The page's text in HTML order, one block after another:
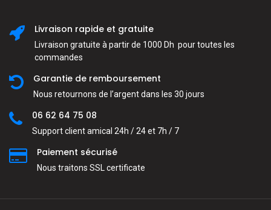
Livraison rapide et gratuite
Livraison gratuite à partir de 1000 Dh pour toutes les
commandes
Garantie de remboursement
Nous retournons de l’argent dans les 30 jours
06 62 64 75 08
Support client amical 24h / 24 et 7h / 7
Paiement sécurisé
Nous traitons SSL сertificate